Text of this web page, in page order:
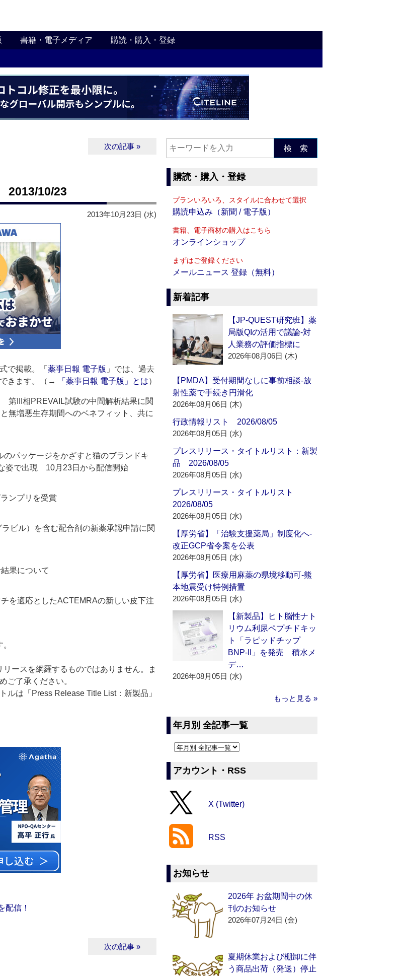
書籍・電子メディア 購読・購入・登録
次の記事 »
2013/10/23
2013年10月23日 (水)
で掲載。「 薬事日報 電子版 」では、過去
きます。（→
「薬事日報 電子版」とは）
第III相PREVAIL試験の中間解析結果に関
無増悪生存期間へのベネフィット、共に
パッケージをかざすと猫のブランドキ
姿で出現 10月23日から配信開始
ンプリを受賞
ビル）を含む配合剤の新薬承認申請に関
果について
を適応としたACTEMRAの新しい皮下注
ースを網羅するものではありません。ま
ご了承ください。
ルは「Press Release Title List：新製品」
信！
次の記事 »
検 索
購読・購入・登録
プランいろいろ、スタイルに合わせて選択
購読申込み（新聞 / 電子版）
書籍、電子商材の購入はこちら
オンラインショップ
まずはご登録ください
メールニュース 登録（無料）
新着記事
【JP-QUEST研究班】薬
局版QIの活用で議論‐対
人業務の評価指標に
2026年08月06日 (木)
【PMDA】受付期間なしに事前相談‐放
射性薬で手続き円滑化
2026年08月06日 (木)
行政情報リスト 2026/08/05
2026年08月05日 (水)
プレスリリース・タイトルリスト：新製
品 2026/08/05
2026年08月05日 (水)
プレスリリース・タイトルリスト
2026/08/05
2026年08月05日 (水)
【厚労省】「治験支援薬局」制度化へ‐
改正GCP省令案を公表
2026年08月05日 (水)
【厚労省】医療用麻薬の県境移動可‐熊
本地震受け特例措置
2026年08月05日 (水)
【新製品】ヒト脳性ナト
リウム利尿ペプチドキッ
ト「ラピッドチップ
BNP-II」を発売 積水メ
デ…
2026年08月05日 (水)
もっと見る »
年月別 全記事一覧
アカウント・RSS
X (Twitter)
RSS
お知らせ
2026年 お盆期間中の休
刊のお知らせ
2026年07月24日 (金)
夏期休業および棚卸に伴
う商品出荷（発送）停止